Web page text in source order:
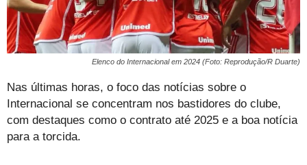
Elenco do Internacional em 2024 (Foto: Reprodução/R Duarte)
Nas últimas horas, o foco das notícias sobre o
Internacional se concentram nos bastidores do clube,
com destaques como o contrato até 2025 e a boa notícia
para a torcida.